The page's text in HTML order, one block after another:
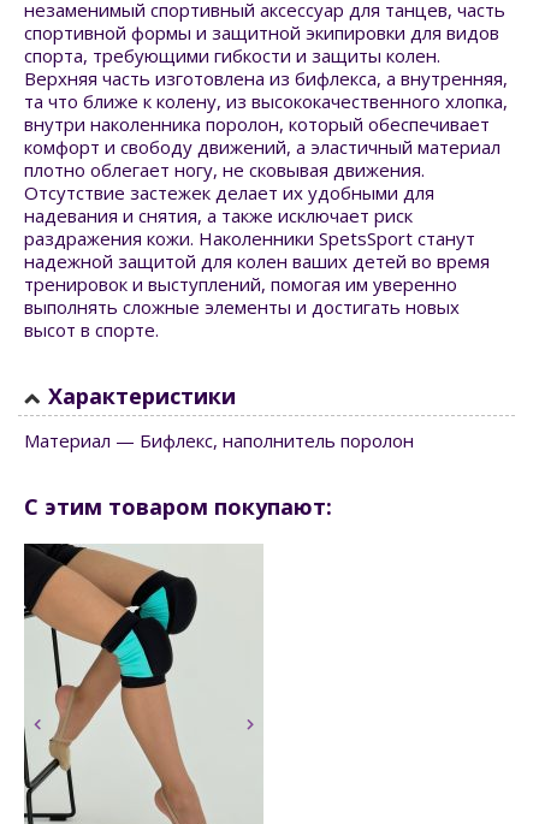
незаменимый спортивный аксессуар для танцев, часть
спортивной формы и защитной экипировки для видов
спорта, требующими гибкости и защиты колен.
Верхняя часть изготовлена из бифлекса, а внутренняя,
та что ближе к колену, из высококачественного хлопка,
внутри наколенника поролон, который обеспечивает
комфорт и свободу движений, а эластичный материал
плотно облегает ногу, не сковывая движения.
Отсутствие застежек делает их удобными для
надевания и снятия, а также исключает риск
раздражения кожи. Наколенники SpetsSport станут
надежной защитой для колен ваших детей во время
тренировок и выступлений, помогая им уверенно
выполнять сложные элементы и достигать новых
высот в спорте.
Характеристики
Материал — Бифлекс, наполнитель поролон
С этим товаром покупают: